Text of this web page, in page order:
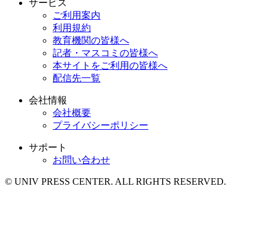
サービス
ご利用案内
利用規約
教育機関の皆様へ
記者・マスコミの皆様へ
本サイトをご利用の皆様へ
配信先一覧
会社情報
会社概要
プライバシーポリシー
サポート
お問い合わせ
© UNIV PRESS CENTER. ALL RIGHTS RESERVED.